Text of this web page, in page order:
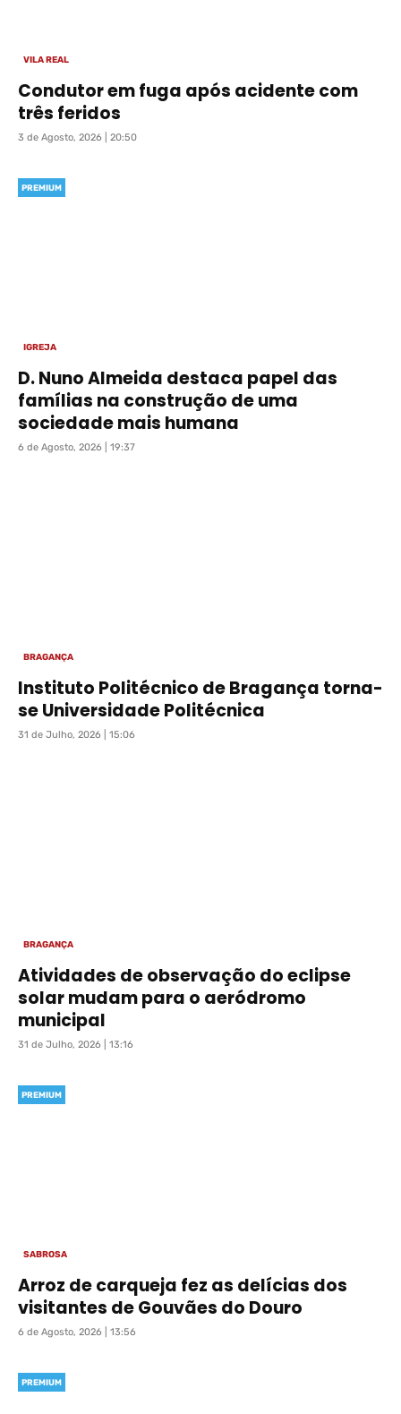
VILA REAL
Condutor em fuga após acidente com
três feridos
3 de Agosto, 2026 | 20:50
IGREJA
PREMIUM
D. Nuno Almeida destaca papel das
famílias na construção de uma
sociedade mais humana
6 de Agosto, 2026 | 19:37
BRAGANÇA
Instituto Politécnico de Bragança torna-
se Universidade Politécnica
31 de Julho, 2026 | 15:06
BRAGANÇA
Atividades de observação do eclipse
solar mudam para o aeródromo
municipal
31 de Julho, 2026 | 13:16
SABROSA
PREMIUM
Arroz de carqueja fez as delícias dos
visitantes de Gouvães do Douro
6 de Agosto, 2026 | 13:56
PREMIUM